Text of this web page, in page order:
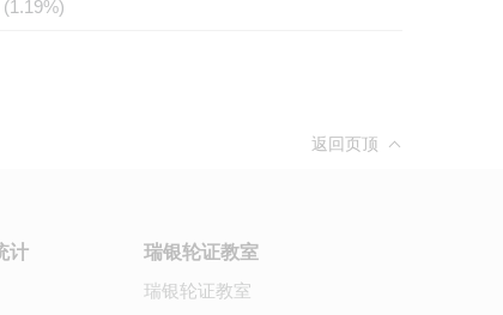
返回页顶
计
瑞银轮证教室
瑞银轮证教室